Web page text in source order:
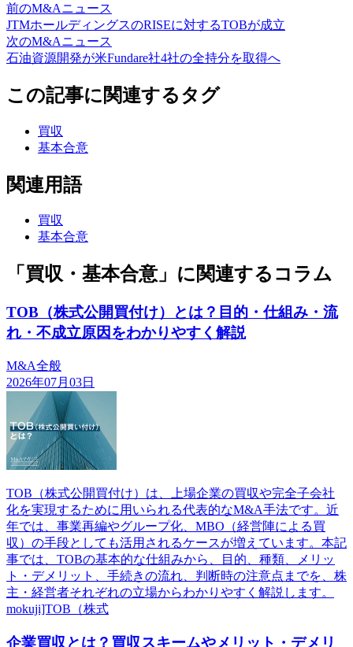
前のM&Aニュース
JTMホールディングスのRISEに対するTOBが成立
次のM&Aニュース
石油資源開発が米Fundare社4社の全持分を取得へ
この記事に関連するタグ
買収
基本合意
関連用語
買収
基本合意
「買収・基本合意」に関連するコラム
TOB（株式公開買付け）とは？目的・仕組み・流
れ・不成立原因をわかりやすく解説
M&A全般
2026年07月03日
TOB（株式公開買付け）は、上場企業の買収や完全子会社
化を実現するために用いられる代表的なM&A手法です。近
年では、事業再編やグループ化、MBO（経営陣による買
収）の手段としても活用されるケースが増えています。本記
事では、TOBの基本的な仕組みから、目的、種類、メリッ
ト・デメリット、手続きの流れ、判断時の注意点までを、株
主・経営者それぞれの立場からわかりやすく解説します。
mokuji]TOB（株式
企業買収とは？買収スキームやメリット・デメリ